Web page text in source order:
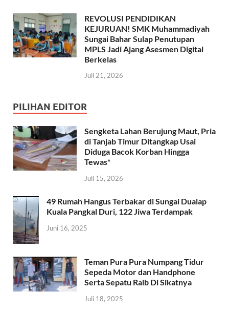
REVOLUSI PENDIDIKAN
KEJURUAN! SMK Muhammadiyah
Sungai Bahar Sulap Penutupan
MPLS Jadi Ajang Asesmen Digital
Berkelas
Juli 21, 2026
PILIHAN EDITOR
Sengketa Lahan Berujung Maut, Pria
di Tanjab Timur Ditangkap Usai
Diduga Bacok Korban Hingga
Tewas*
Juli 15, 2026
49 Rumah Hangus Terbakar di Sungai Dualap
Kuala Pangkal Duri, 122 Jiwa Terdampak
Juni 16, 2025
Teman Pura Pura Numpang Tidur
Sepeda Motor dan Handphone
Serta Sepatu Raib Di Sikatnya
Juli 18, 2025